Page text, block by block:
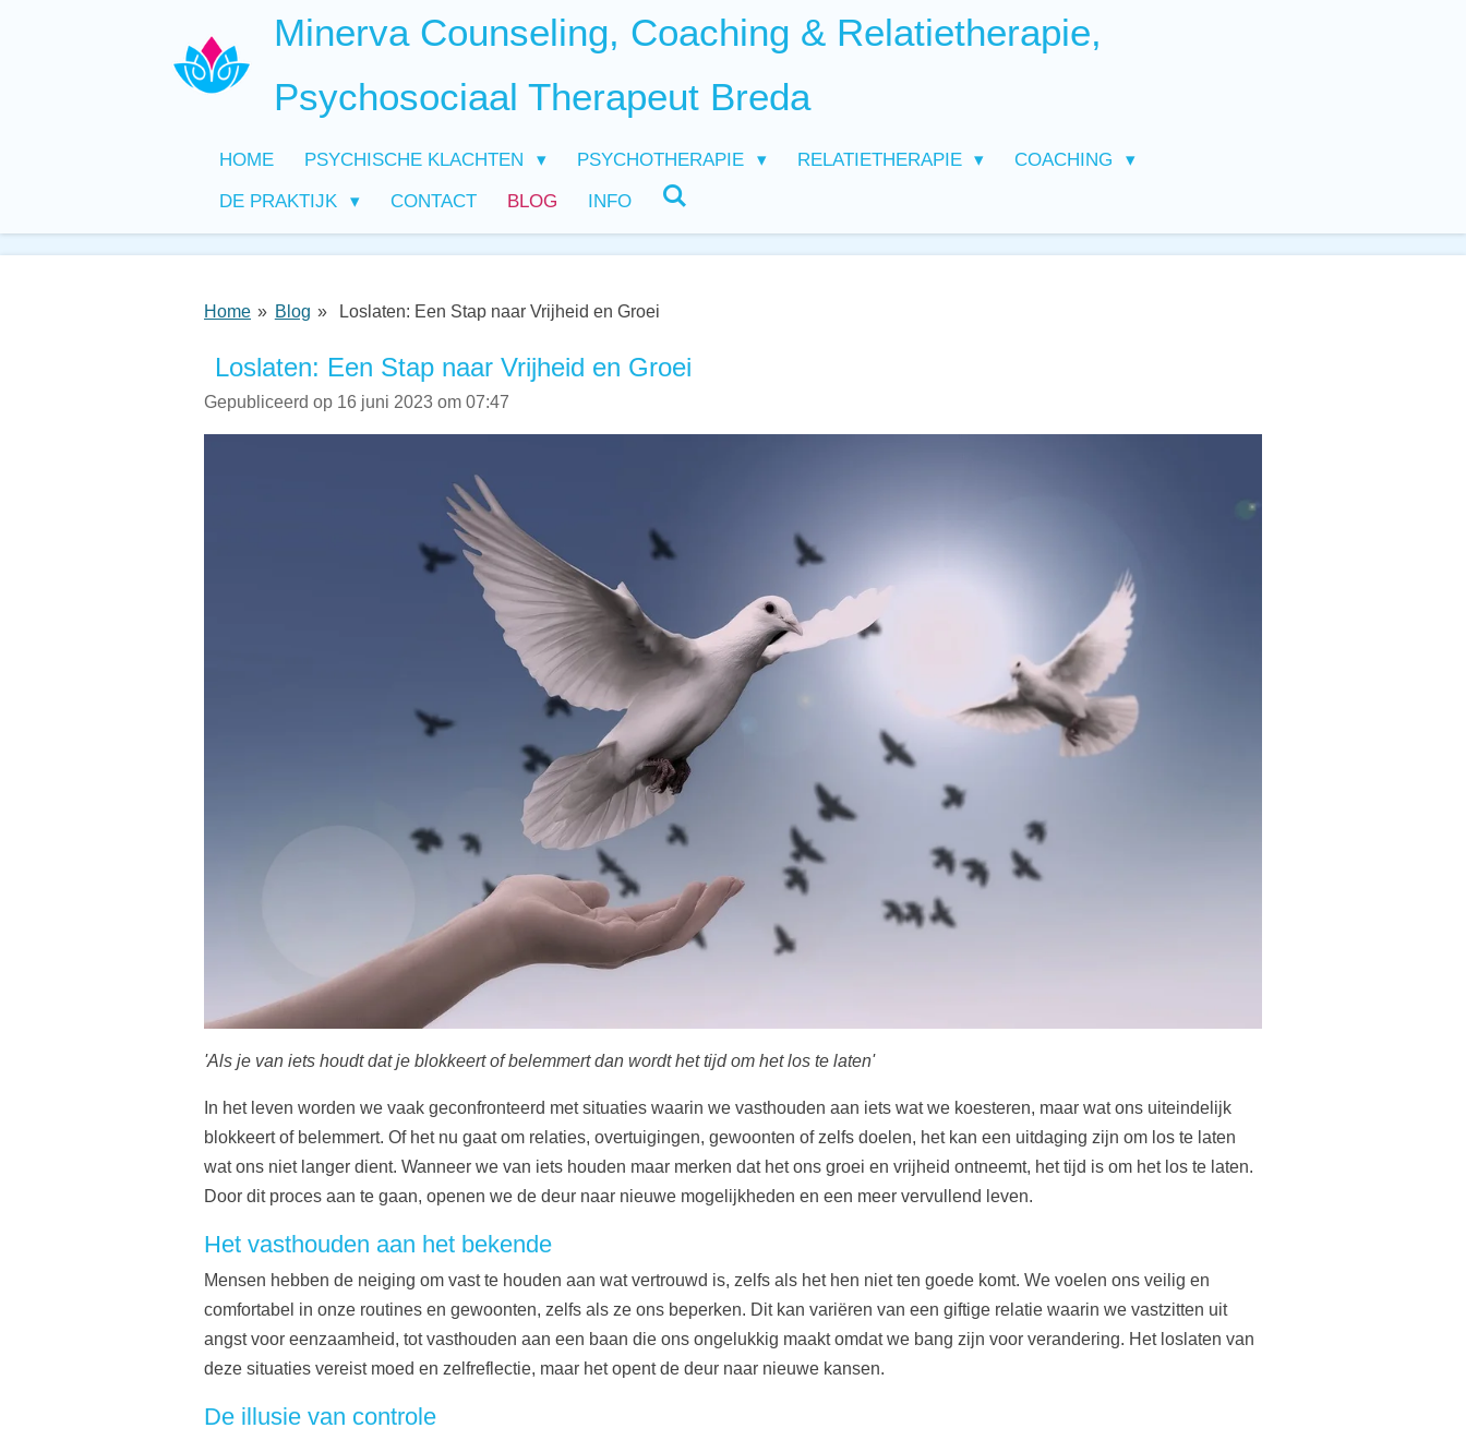
Minerva Counseling, Coaching & Relatietherapie,
Psychosociaal Therapeut Breda
HOME PSYCHISCHE KLACHTEN PSYCHOTHERAPIE RELATIETHERAPIE
COACHING
DE PRAKTIJK
CONTACT BLOG INFO
Home » Blog » Loslaten: Een Stap naar Vrijheid en Groei
Loslaten: Een Stap naar Vrijheid en Groei
Gepubliceerd op 16 juni 2023 om 07:47
'Als je van iets houdtdat je blokkeert of belemmertdan wordt het tijd om het los te laten'
In het leven worden we vaak geconfronteerd met situaties waarin we vasthouden aan iets wat we koesteren, maar wat ons uiteindelijk
blokkeert of belemmert. Of het nu gaat om relaties, overtuigingen, gewoonten of zelfs doelen, het kan een uitdaging zijn om los te laten
wat ons niet langer dient. Wanneer we van iets houden maar merken dat het ons groei en vrijheid ontneemt, het tijd is om het los te laten.
Door dit proces aan te gaan, openen we de deur naar nieuwe mogelijkheden en een meer vervullend leven.
Het vasthouden aan het bekende
Mensen hebben de neiging om vast te houden aan wat vertrouwd is, zelfs als het hen niet ten goede komt. We voelen ons veilig en
comfortabel in onze routines en gewoonten, zelfs als ze ons beperken. Dit kan variëren van een giftige relatie waarin we vastzitten uit
angst voor eenzaamheid, tot vasthouden aan een baan die ons ongelukkig maakt omdat we bang zijn voor verandering. Het loslaten van
deze situaties vereist moed en zelfreflectie, maar het opent de deur naar nieuwe kansen.
De illusie van controle